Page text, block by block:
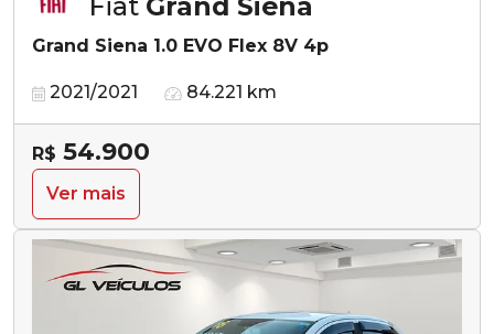
Fiat Grand Siena
Grand Siena 1.0 EVO Flex 8V 4p
2021/2021 84.221 km
R$ 54.900
Ver mais